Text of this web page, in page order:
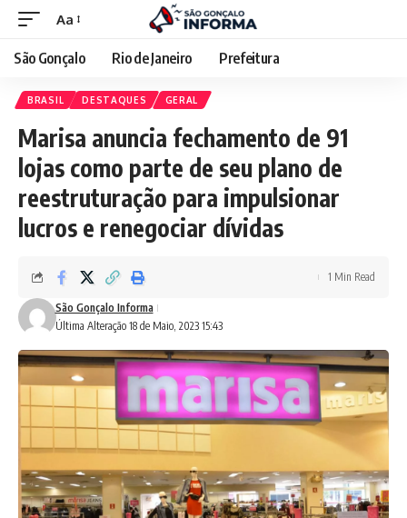
Aa
São Gonçalo Rio de Janeiro Prefeitura
BRASIL DESTAQUES GERAL
Marisa anuncia fechamento de 91
lojas como parte de seu plano de
reestruturação para impulsionar
lucros e renegociar dívidas
Última Alteração 18 de Maio, 2023 15:43
São Gonçalo Informa
1 Min Read